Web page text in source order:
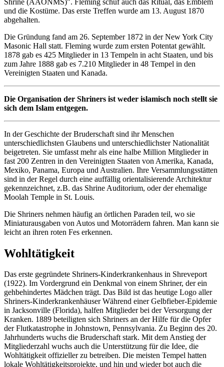
und die Kostüme. Das erste Treffen wurde am 13. August 1870
abgehalten.
Die Gründung fand am 26. September 1872 in der New York City
Masonic Hall statt. Fleming wurde zum ersten Potentat gewählt.
1878 gab es 425 Mitglieder in 13 Tempeln in acht Staaten, und bis
zum Jahre 1888 gab es 7.210 Mitglieder in 48 Tempel in den
Vereinigten Staaten und Kanada.
Die Organisation der Shriners ist weder islamisch noch stellt sie
sich dem Islam entgegen.
In der Geschichte der Bruderschaft sind ihr Menschen
unterschiedlichsten Glaubens und unterschiedlichster Nationalität
beigetreten. Sie umfasst mehr als eine halbe Million Mitglieder in
fast 200 Zentren in den Vereinigten Staaten von Amerika, Kanada,
Mexiko, Panama, Europa und Australien. Ihre Versammlungsstätten
sind in der Regel durch eine auffällig orientalisierende Architektur
gekennzeichnet, z.B. das Shrine Auditorium, oder der ehemalige
Moolah Temple in St. Louis.
Die Shriners nehmen häufig an örtlichen Paraden teil, wo sie
Miniaturausgaben von Autos und Motorrädern fahren. Man kann sie
leicht an ihren roten Fes erkennen.
Wohltätigkeit
Das erste gegründete Shriners-Kinderkrankenhaus in Shreveport
(1922). Im Vordergrund ein Denkmal von einem Shriner, der ein
gehbehindertes Mädchen trägt. Das Bild ist das heutige Logo aller
Shriners-Kinderkrankenhäuser Während einer Gelbfieber-Epidemie
in Jacksonville (Florida), halfen Mitglieder bei der Versorgung der
Kranken. 1889 beteiligten sich Shriners an der Hilfe für die Opfer
der Flutkatastrophe in Johnstown, Pennsylvania. Zu Beginn des 20.
Jahrhunderts wuchs die Bruderschaft stark. Mit dem Anstieg der
Mitgliederzahl wuchs auch die Unterstützung für die Idee, die
Wohltätigkeit offizieller zu betreiben. Die meisten Tempel hatten
lokale Wohltätigkeitsprojekte, und hin und wieder bot auch die